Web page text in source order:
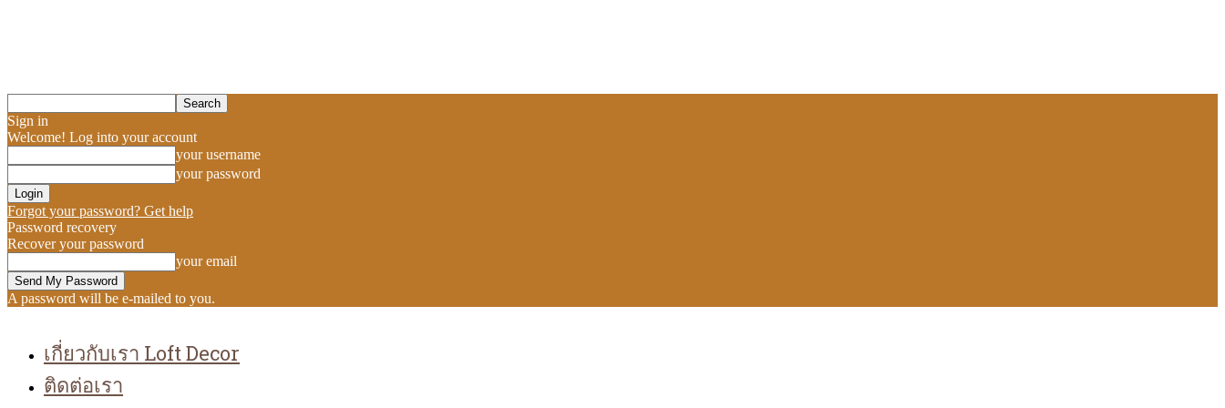
Sign in
Welcome! Log into your account
your username
your password
Forgot your password? Get help
Password recovery
Recover your password
your email
A password will be e-mailed to you.
เกี่ยวกับเรา Loft Decor
ติดต่อเรา